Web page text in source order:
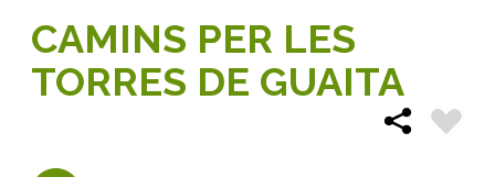
CAMINS PER LES
TORRES DE GUAITA